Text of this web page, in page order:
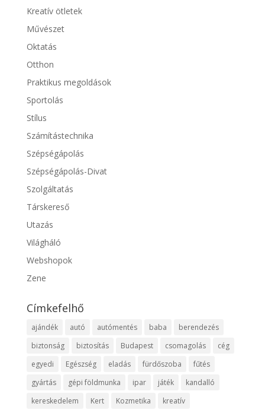
Kreatív ötletek
Művészet
Oktatás
Otthon
Praktikus megoldások
Sportolás
Stílus
Számítástechnika
Szépségápolás
Szépségápolás-Divat
Szolgáltatás
Társkereső
Utazás
Világháló
Webshopok
Zene
Címkefelhő
ajándék autó autómentés baba
berendezés
biztonság
biztosítás Budapest csomagolás
cég
egyedi
Egészség eladás fürdőszoba
fűtés
gyártás
gépi földmunka ipar játék
kandalló
kereskedelem
Kert Kozmetika kreatív